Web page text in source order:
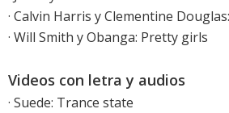
· Calvin Harris y Clementine
· Will Smith y Obanga: Pretty girls
Videos con letra y audios
· Suede: Trance state